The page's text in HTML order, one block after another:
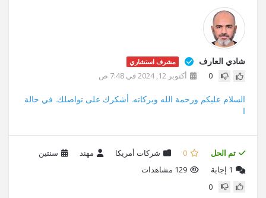
شادي العارف مشرف استشاري
0 أكتوبر 12, 2024 في 7:48 ص
السلام عليكم ورحمة الله وبركاته. أشكرك على تواصلك. في حالة
ا
تم الحل 0 شركات أمريكا مهند
سنتين
1 إجابة
129 مشاهدات
0